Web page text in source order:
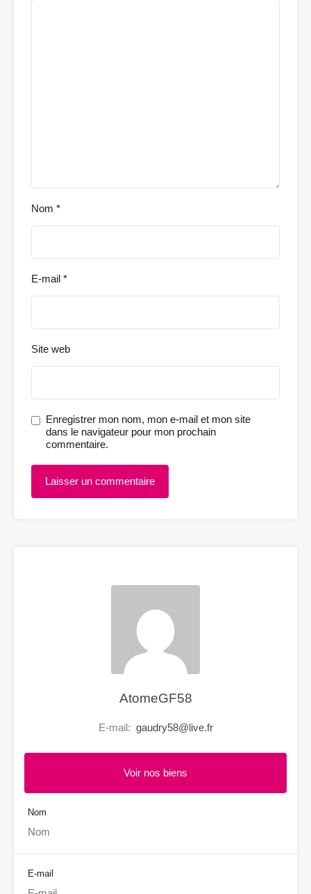
Nom *
E-mail *
Site web
Enregistrer mon nom, mon e-mail et mon site
dans le navigateur pour mon prochain
commentaire.
AtomeGF58
E-mail: gaudry58@live.fr
Voir nos biens
Nom
E-mail